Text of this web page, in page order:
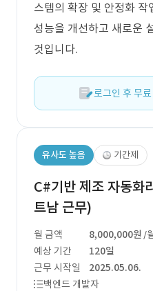
스템의 확장 및 안정화 작
성능을 개선하고 새로운
것입니다.
로그인 후 무
유사도 높음 기간제
C#기반 제조 자동화
트남 근무)
월 금액 8,000,000원 /
예상 기간
120일
근무 시작일
2025.05.06.
백엔드 개발자